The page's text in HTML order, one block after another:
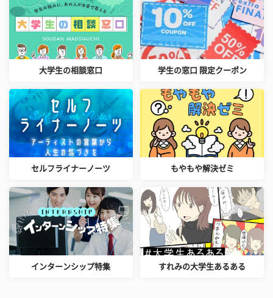
大学生の相談窓口 学生の窓口 限定クーポン
セルフライナーノーツ もやもや解決ゼミ
インターンシップ特集 すれみの大学生あるある